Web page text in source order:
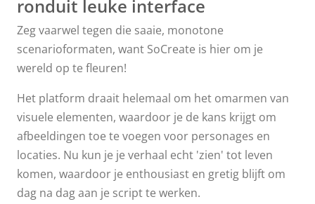
ronduit leuke interface
Zeg vaarwel tegen die saaie, monotone
scenarioformaten, want SoCreate is hier om je
wereld op te fleuren!
Het platform draait helemaal om het omarmen van
visuele elementen, waardoor je de kans krijgt om
afbeeldingen toe te voegen voor personages en
locaties. Nu kun je je verhaal echt 'zien' tot leven
komen, waardoor je enthousiast en gretig blijft om
dag na dag aan je script te werken.